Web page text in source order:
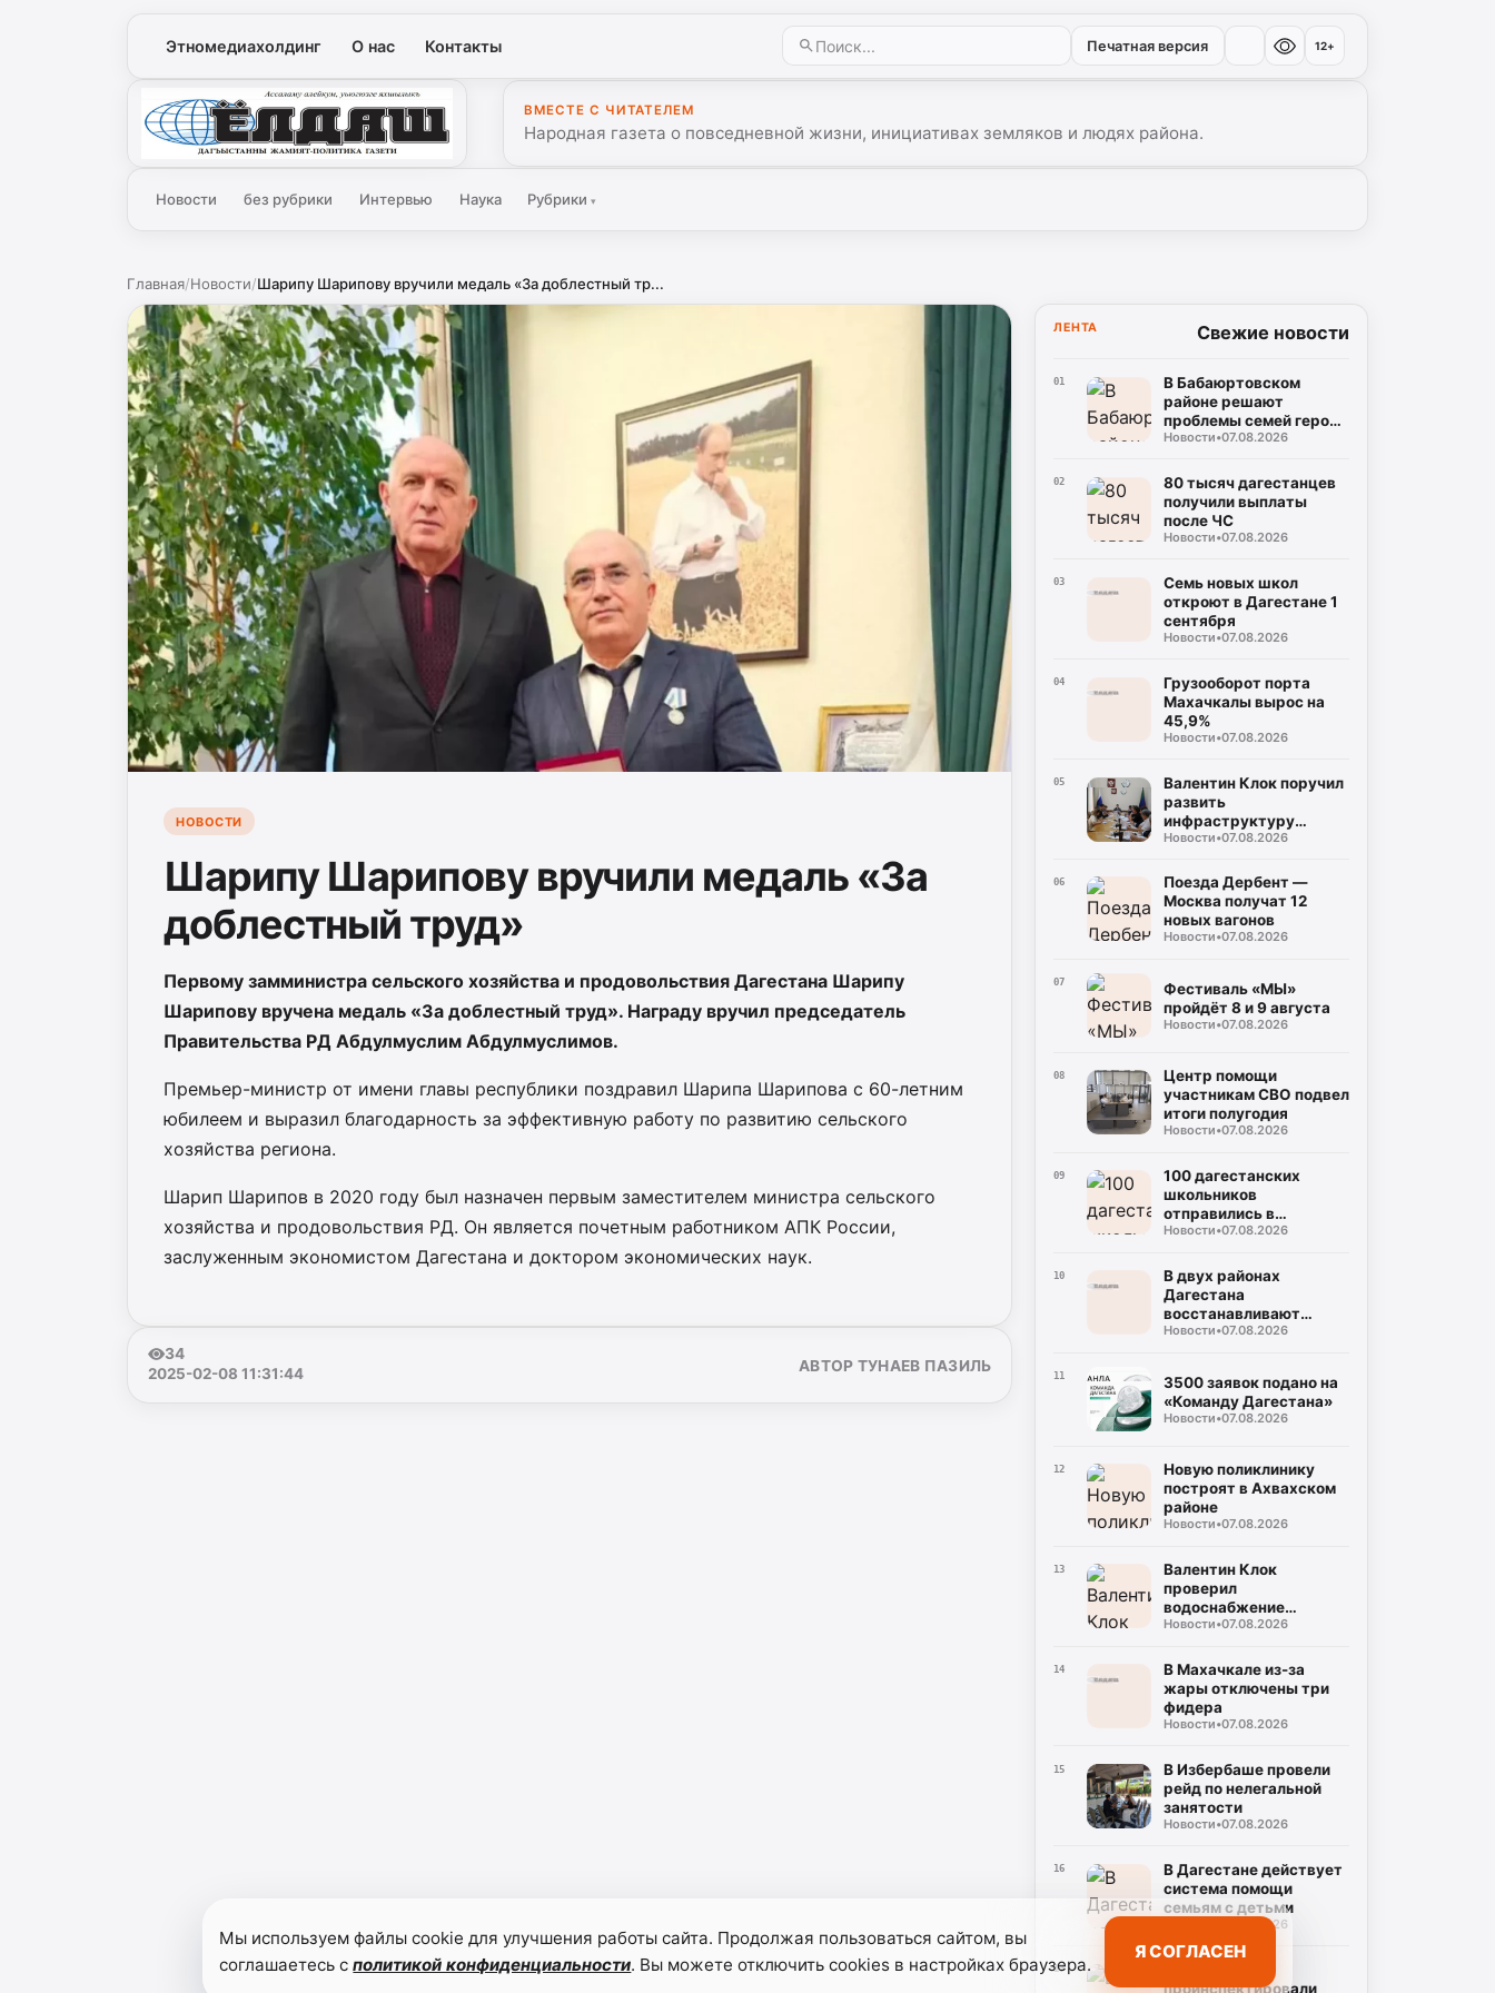
Этномедиахолдинг О нас Контакты Печатная версия 12+
Ёлдаш
ВМЕСТЕ С ЧИТАТЕЛЕМ
Народная газета о повседневной жизни, инициативах земляков и людях района.
Новости без рубрики Интервью Наука Рубрики▾
Главная/Новости/Шарипу Шарипову вручили медаль «За доблестный тр...
НОВОСТИ
Шарипу Шарипову вручили медаль «За
доблестный труд»
Первому замминистра сельского хозяйства и продовольствия Дагестана Шарипу
Шарипову вручена медаль «За доблестный труд». Награду вручил председатель
Правительства РД Абдулмуслим Абдулмуслимов.
Премьер-министр от имени главы республики поздравил Шарипа Шарипова с 60-летним
юбилеем и выразил благодарность за эффективную работу по развитию сельского
хозяйства региона.
Шарип Шарипов в 2020 году был назначен первым заместителем министра сельского
хозяйства и продовольствия РД. Он является почетным работником АПК России,
заслуженным экономистом Дагестана и доктором экономических наук.
34
2025-02-08 11:31:44
АВТОР ТУНАЕВ ПАЗИЛЬ
ЛЕНТА Свежие новости
01
В Бабаюртовском
районе решают
проблемы семей героев
СВО
Новости•07.08.2026
02
80 тысяч дагестанцев
получили выплаты
после ЧС
Новости•07.08.2026
03
Семь новых школ
откроют в Дагестане 1
сентября
Новости•07.08.2026
04
Грузооборот порта
Махачкалы вырос на
45,9%
Новости•07.08.2026
05
Валентин Клок поручил
развить
инфраструктуру
Каспийской флотилии
Новости•07.08.2026
06
Поезда Дербент —
Москва получат 12
новых вагонов
Новости•07.08.2026
07
Фестиваль «МЫ»
пройдёт 8 и 9 августа
Новости•07.08.2026
08
Центр помощи
участникам СВО подвел
итоги полугодия
Новости•07.08.2026
09
100 дагестанских
школьников
отправились в
Петербург
Новости•07.08.2026
10
В двух районах
Дагестана
восстанавливают
дороги после ливней
Новости•07.08.2026
11
3500 заявок подано на
«Команду Дагестана»
Новости•07.08.2026
12
Новую поликлинику
построят в Ахвахском
районе
Новости•07.08.2026
13
Валентин Клок
проверил
водоснабжение
Буйнакска
Новости•07.08.2026
14
В Махачкале из-за
жары отключены три
фидера
Новости•07.08.2026
15
В Избербаше провели
рейд по нелегальной
занятости
Новости•07.08.2026
16
В Дагестане действует
система помощи
семьям с детьми
07.08.2026
17
проинспектировали
Мы используем файлы cookie для улучшения работы сайта. Продолжая пользоваться сайтом, вы
соглашаетесь сполитикой конфиденциальности. Вы можете отключить cookies в настройках браузера.
Я СОГЛАСЕН